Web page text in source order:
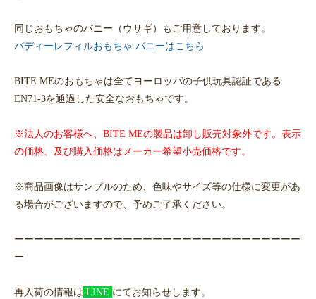
同じおもちゃのバニー（ウサギ）もご用意しております。
バディーレフィルおもちゃ バニーはこちら
BITE MEのおもちゃは全てヨーロッパの子供玩具認証である
EN71-3を通過した安全なおもちゃです。
※法人のお客様へ、BITE MEの製品は卸し販売対象外です。表示
の価格、及び購入価格はメーカー希望小売価格です。
※商品画像はサンプルのため、色味やサイズ等の仕様に変更があ
る場合がございますので、予めご了承ください。
ーーーーーーーーーーーーーーーーーーーーーーーーーーーーー
ー
再入荷の情報は LINE にてお知らせします。